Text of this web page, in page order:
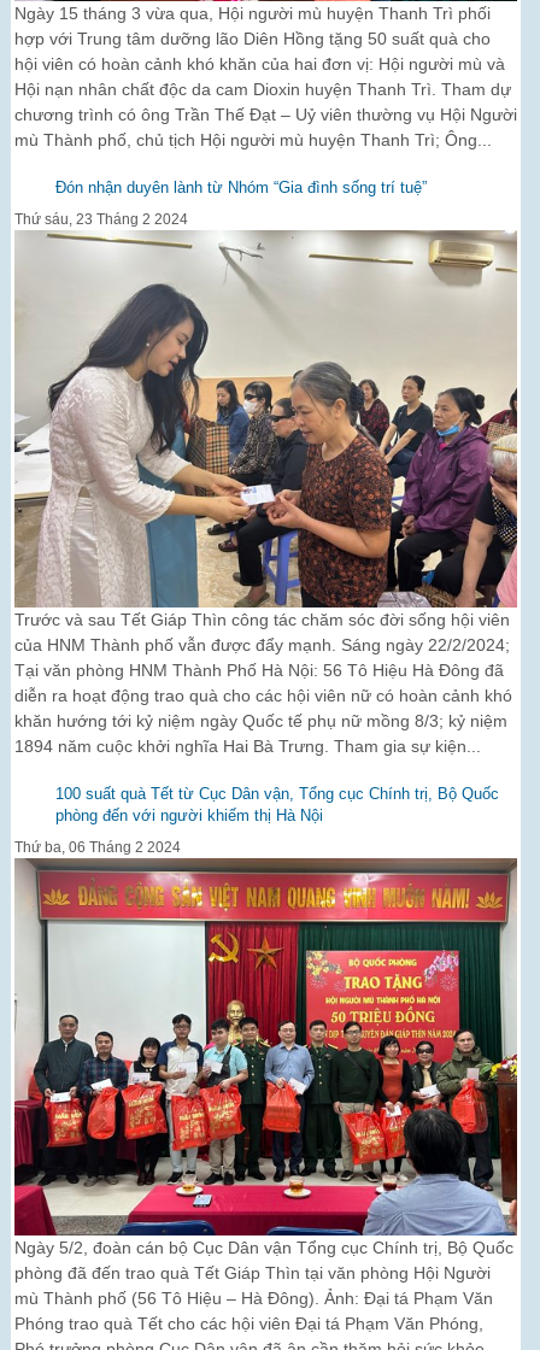
Ngày 15 tháng 3 vừa qua, Hội người mù huyện Thanh Trì phối
hợp với Trung tâm dưỡng lão Diên Hồng tặng 50 suất quà cho
hội viên có hoàn cảnh khó khăn của hai đơn vị: Hội người mù và
Hội nạn nhân chất độc da cam Dioxin huyện Thanh Trì. Tham dự
chương trình có ông Trần Thế Đạt – Uỷ viên thường vụ Hội Người
mù Thành phố, chủ tịch Hội người mù huyện Thanh Trì; Ông...
Đón nhận duyên lành từ Nhóm “Gia đình sống trí tuệ”
Thứ sáu, 23 Tháng 2 2024
Trước và sau Tết Giáp Thìn công tác chăm sóc đời sống hội viên
của HNM Thành phố vẫn được đẩy mạnh. Sáng ngày 22/2/2024;
Tại văn phòng HNM Thành Phố Hà Nội: 56 Tô Hiệu Hà Đông đã
diễn ra hoạt động trao quà cho các hội viên nữ có hoàn cảnh khó
khăn hướng tới kỷ niệm ngày Quốc tế phụ nữ mồng 8/3; kỷ niệm
1894 năm cuộc khởi nghĩa Hai Bà Trưng. Tham gia sự kiện...
100 suất quà Tết từ Cục Dân vận, Tổng cục Chính trị, Bộ Quốc
phòng đến với người khiếm thị Hà Nội
Thứ ba, 06 Tháng 2 2024
Ngày 5/2, đoàn cán bộ Cục Dân vận Tổng cục Chính trị, Bộ Quốc
phòng đã đến trao quà Tết Giáp Thìn tại văn phòng Hội Người
mù Thành phố (56 Tô Hiệu – Hà Đông). Ảnh: Đại tá Phạm Văn
Phóng trao quà Tết cho các hội viên Đại tá Phạm Văn Phóng,